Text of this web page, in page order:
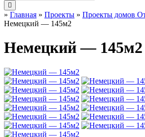
» Главная » Проекты » Проекты домов
Немецкий — 145м2
Немецкий — 145м2